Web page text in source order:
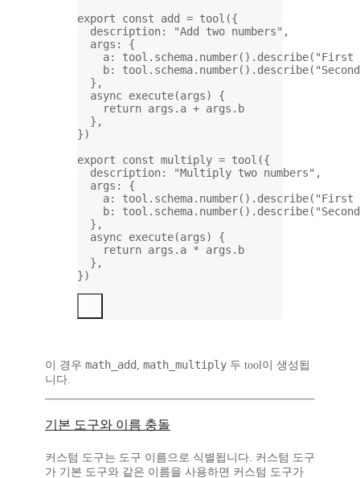
export
const add = tool ({
description:
"Add two numbers" ,
args: {
a: tool.schema. number(). describe( "First
b: tool.schema. number(). describe(
},
async execute(args) {
return args.a + args.b
},
})
export
const multiply = tool ({
description:
"Multiply two numbers" ,
args: {
a: tool.schema. number(). describe( "First
b: tool.schema. number(). describe(
},
async execute(args) {
return args.a * args.b
},
})
이 경우 math_add math_multiply 두 tool이 생성됩
니다.
기본 도구와 이름 충돌
커스텀 도구는 도구 이름으로 식별됩니다. 커스텀 도구
가 기본 도구와 같은 이름을 사용하면 커스텀 도구가